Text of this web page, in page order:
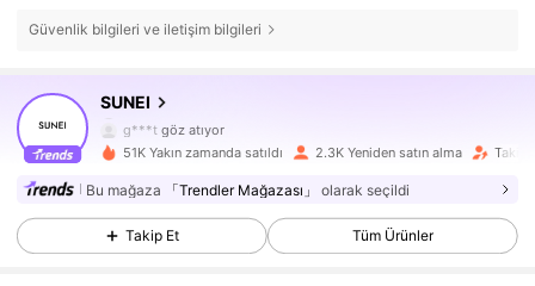
Güvenlik bilgileri ve iletişim bilgileri
SUNEI
g***tgöz atıyor
4,66
1.5K Takipçiler
51K Yakın zamanda satıldı 2.3K Yeniden satın alma
Bu mağaza 「Trendler Mağazası」 olarak seçildi
Takip Et Tüm Ürünler